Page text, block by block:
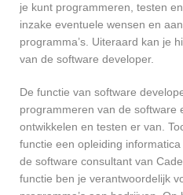
je kunt programmeren, testen
inzake eventuele wensen en
programma’s. Uiteraard kan je
van de software developer.
De functie van software
programmeren van de software
ontwikkelen en testen er van.
functie een opleiding
de software consultant van
functie ben je verantwoordelijk